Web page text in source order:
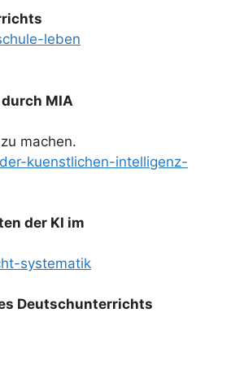
leben
MIA
machen.
kuenstlichen-intelligenz-
der KI im
systematik
Deutschunterrichts